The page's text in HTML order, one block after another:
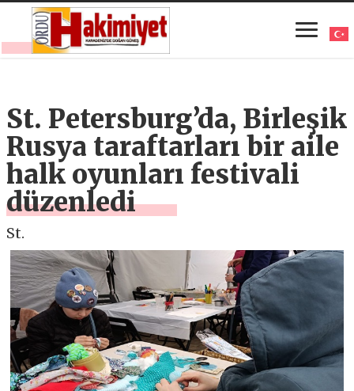
St. Petersburg’da, Birleşik
Rusya taraftarları bir aile
halk oyunları festivali
düzenledi
St.